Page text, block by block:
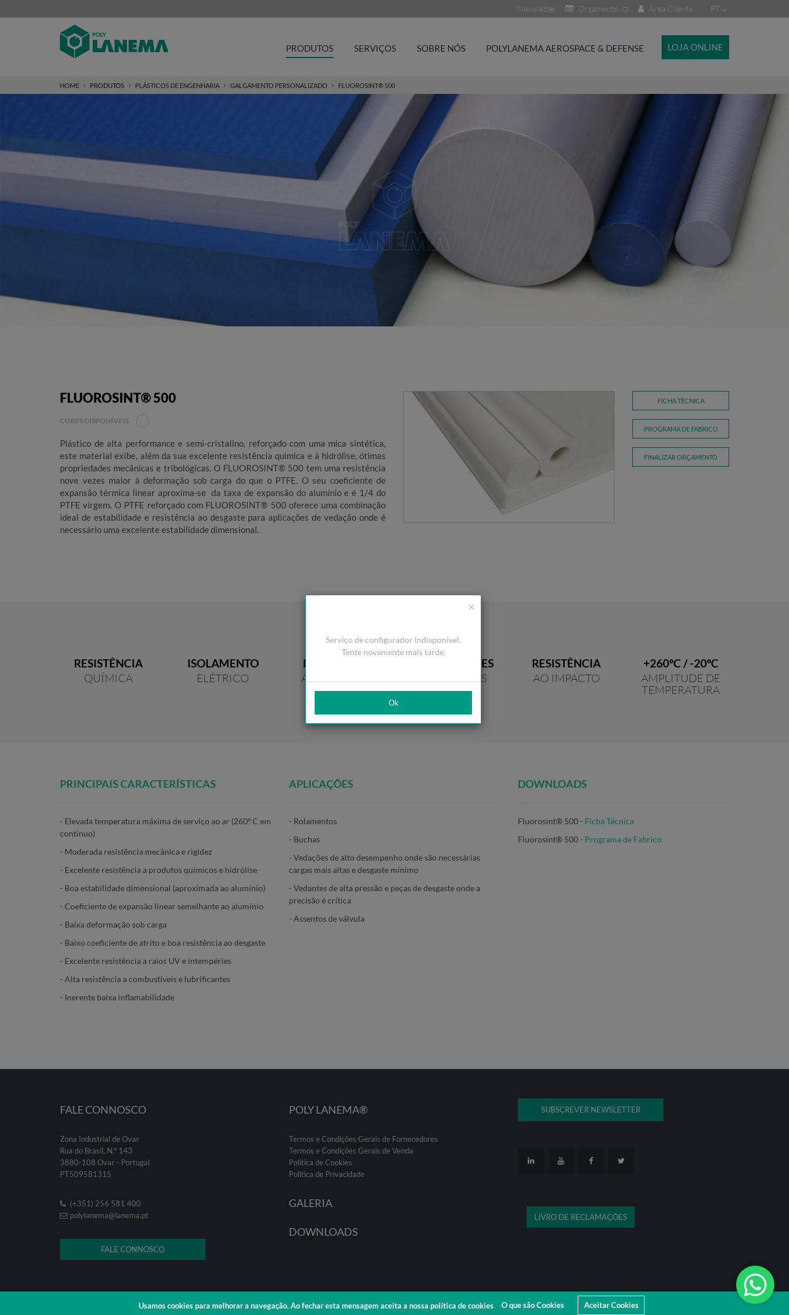
Usamos cookies para melhorar a navegação. Ao fechar esta mensagem aceita a nossa política de cookies O que são Cookies Aceitar Cookies
PT
Área Cliente
Orçamento (0)
Newsletter
PRODUTOS SERVIÇOS SOBRE NÓS POLYLANEMA AEROSPACE & DEFENSE LOJA ONLINE
HOME PRODUTOS PLÁSTICOS DE ENGENHARIA GALGAMENTO PERSONALIZADO FLUOROSINT® 500
FLUOROSINT® 500
CORES DISPONÍVEIS
Plástico de alta performance e semi-cristalino, reforçado com uma mica sintética,
este material exibe, além da sua excelente resistência química e à hidrólise, ótimas
propriedades mecânicas e tribológicas. O FLUOROSINT® 500 tem uma resistência
nove vezes maior à deformação sob carga do que o PTFE. O seu coeficiente de
expansão térmica linear aproxima-se da taxa de expansão do alumínio e é 1/4 do
PTFE virgem. O PTFE reforçado com FLUOROSINT® 500 oferece uma combinação
ideal de estabilidade e resistência ao desgaste para aplicações de vedação onde é
necessário uma excelente estabilidade dimensional.
FICHA TÉCNICA
PROGRAMA DE FABRICO
FINALIZAR ORÇAMENTO
RESISTÊNCIA
QUÍMICA
ISOLAMENTO
ELÉTRICO
RESISTÊNCIA
AO DESGASTE
PROPRIEDADES
DESLIZANTES
RESISTÊNCIA
AO IMPACTO
+260ºC / -20ºC
AMPLITUDE DE
TEMPERATURA
PRINCIPAIS CARACTERÍSTICAS
- Elevada temperatura máxima de serviço ao ar (260º C em
contínuo)
- Moderada resistência mecânica e rigidez
- Excelente resistência a produtos químicos e hidrólise
- Boa estabilidade dimensional (aproximada ao alumínio)
- Coeficiente de expansão linear semelhante ao alumínio
- Baixa deformação sob carga
- Baixo coeficiente de atrito e boa resistência ao desgaste
- Excelente resistência a raios UV e intempéries
- Alta resistência a combustíveis e lubrificantes
- Inerente baixa inflamabilidade
APLICAÇÕES
- Rolamentos
- Buchas
- Vedações de alto desempenho onde são necessárias
cargas mais altas e desgaste mínimo
- Vedantes de alta pressão e peças de desgaste onde a
precisão é crítica
- Assentos de válvula
DOWNLOADS
Fluorosint® 500 - Ficha Técnica
Fluorosint® 500- Programa de Fabrico
FALE CONNOSCO
Zona Industrial de Ovar
Rua do Brasil, N.º 143
3880-108 Ovar - Portugal
PT509581315
(+351) 256 581 400
polylanema@lanema.pt
FALE CONNOSCO
POLY LANEMA®
Termos e Condições Gerais de Fornecedores
Termos e Condições Gerais de Venda
Política de Cookies
Politica de Privacidade
GALERIA
DOWNLOADS
SUBSCREVER NEWSLETTER
LIVRO DE RECLAMAÇÕES
© 2026 . Poly Lanema .Fullscreen
×
Serviço de configurador indisponível.
Tente novamente mais tarde.
Ok